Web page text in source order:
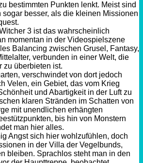
bestimmten Punkten lenkt. Meist sind
besser, als die kleinen Missionen
3 ist das wahrscheinlich
momentan in der Videospielszene
Balancing zwischen Grusel , Fantasy,
verbunden in einer Welt, die
zu überbieten ist.
verschwindet von dort jedoch
Velen, ein Gebiet, das vom Krieg
und Abartigkeit in der Luft zu
klaren Stränden im Schatten von
mit unendlichen erhängten
bis hin von Monstern
man hier alles.
Angst sich hier wohlzufühlen, doch
in der Villa der Vegelbunds,
bleiben. Sprachlos steht man in den